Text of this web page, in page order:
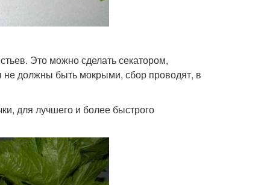
Это можно сделать секатором,
не должны быть мокрыми, сбор проводят, в
для лучшего и более быстрого